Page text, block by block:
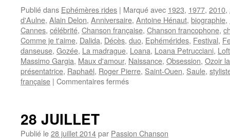
Publié dans Ephémères rides | Marqué avec 1923, 1977, 2010,
d'Aulne, Alain Delon, Anniversaire, Antoine Hénaut, biographie,
Cannes, célébrité, Chanson française, Chanson francophone,
Comme je t'aime, Dalida, Décès, duo, Ephémérides, Festival,
danseuse, Gozée, La madrague, Loana, Loana Petrucciani,
Massimo Gargia, Maux d'amour, Naissance, Obsession, Ozoir
présentatrice, Raphaël, Roger Pierre, Saint-Ouen, Saule,
française | Commentaires ferméssur
28 JUILLET
Publié le28 juillet 2014par Passion Chanson